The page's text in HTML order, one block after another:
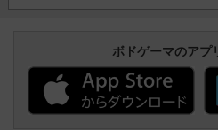
ボドゲーマのアプ